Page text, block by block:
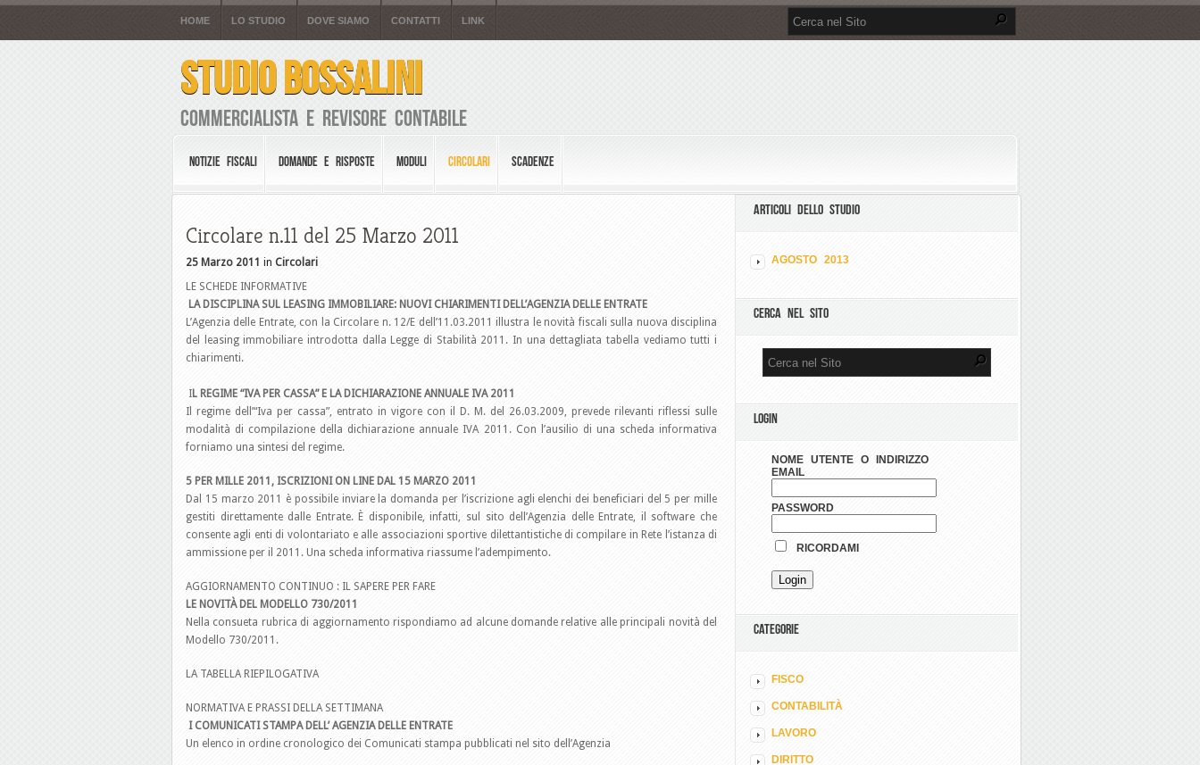
HOME LO STUDIO DOVE SIAMO CONTATTI LINK
STUDIO BOSSALINI
Commercialista e Revisore Contabile
NOTIZIE FISCALI DOMANDE E RISPOSTE MODULI CIRCOLARI SCADENZE
Circolare n.11 del 25 Marzo 2011
25 Marzo 2011 in Circolari
LE SCHEDE INFORMATIVE
LA DISCIPLINA SUL LEASING IMMOBILIARE: NUOVI CHIARIMENTI DELL’AGENZIA DELLE ENTRATE
L’Agenzia delle Entrate, con la Circolare n. 12/E dell’11.03.2011 illustra le novità fiscali sulla nuova disciplina
del leasing immobiliare introdotta dalla Legge di Stabilità 2011. In una dettagliata tabella vediamo tutti i
chiarimenti.
IL REGIME “IVA PER CASSA” E LA DICHIARAZIONE ANNUALE IVA 2011
Il regime dell’“Iva per cassa”, entrato in vigore con il D. M. del 26.03.2009, prevede rilevanti riflessi sulle
modalità di compilazione della dichiarazione annuale IVA 2011. Con l’ausilio di una scheda informativa
forniamo una sintesi del regime.
5 PER MILLE 2011, ISCRIZIONI ON LINE DAL 15 MARZO 2011
Dal 15 marzo 2011 è possibile inviare la domanda per l’iscrizione agli elenchi dei beneficiari del 5 per mille
gestiti direttamente dalle Entrate. È disponibile, infatti, sul sito dell’Agenzia delle Entrate, il software che
consente agli enti di volontariato e alle associazioni sportive dilettantistiche di compilare in Rete l’istanza di
ammissione per il 2011. Una scheda informativa riassume l’adempimento.
AGGIORNAMENTO CONTINUO : IL SAPERE PER FARE
LE NOVITÀ DEL MODELLO 730/2011
Nella consueta rubrica di aggiornamento rispondiamo ad alcune domande relative alle principali novità del
Modello 730/2011.
LA TABELLA RIEPILOGATIVA
NORMATIVA E PRASSI DELLA SETTIMANA
I COMUNICATI STAMPA DELL’ AGENZIA DELLE ENTRATE
Un elenco in ordine cronologico dei Comunicati stampa pubblicati nel sito dell’Agenzia
ARTICOLI DELLO STUDIO
AGOSTO 2013
CERCA NEL SITO
LOGIN
NOME UTENTE O INDIRIZZO
EMAIL
PASSWORD
RICORDAMI
CATEGORIE
FISCO
CONTABILITÀ
LAVORO
DIRITTO